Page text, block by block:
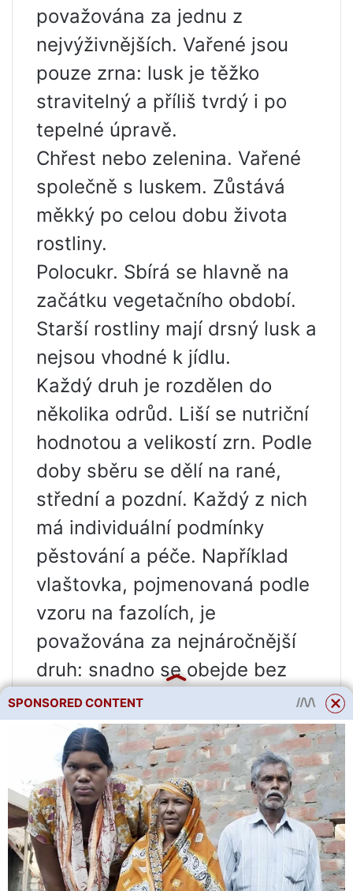
považována za jednu z
nejvýživnějších. Vařené jsou
pouze zrna: lusk je těžko
stravitelný a příliš tvrdý i po
tepelné úpravě.
Chřest nebo zelenina. Vařené
společně s luskem. Zůstává
měkký po celou dobu života
rostliny.
Polocukr. Sbírá se hlavně na
začátku vegetačního období.
Starší rostliny mají drsný lusk a
nejsou vhodné k jídlu.
Každý druh je rozdělen do
několika odrůd. Liší se nutriční
hodnotou a velikostí zrn. Podle
doby sběru se dělí na rané,
střední a pozdní. Každý z nich
má individuální podmínky
pěstování a péče. Například
vlaštovka, pojmenovaná podle
vzoru na fazolích, je
považována za nejnáročnější
druh: snadno se obejde bez
vody a je odolná vůči mnoha
nemocem.
Bílé fazole
Saksa 615 je jednou z
nejoblíbenějších odrůd
zelených fazolek. Je to brzy
dozrávající rostlina a přináší
SPONSORED CONTENT